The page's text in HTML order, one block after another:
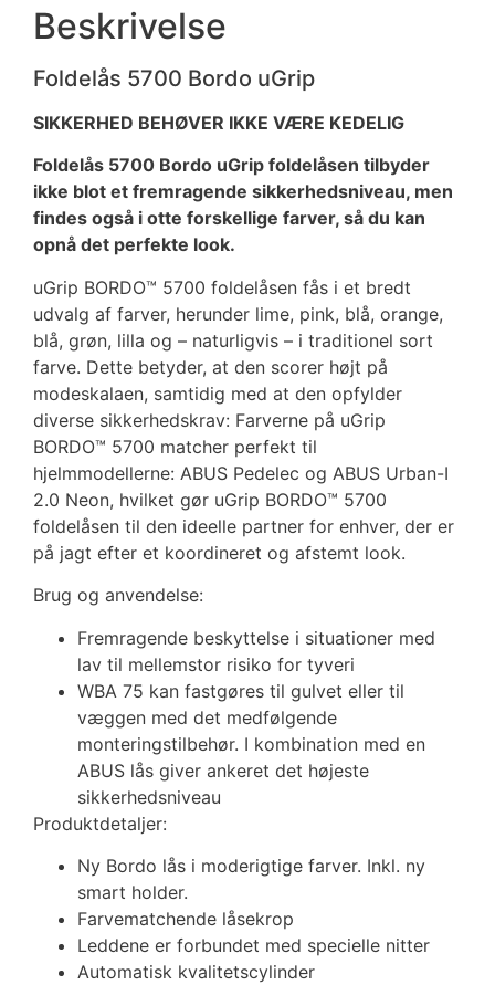
Beskrivelse
Foldelås 5700 Bordo uGrip
SIKKERHED BEHØVER IKKE VÆRE KEDELIG
Foldelås 5700 Bordo uGrip foldelåsen tilbyder
ikke blot et fremragende sikkerhedsniveau, men
findes også i otte forskellige farver, så du kan
opnå det perfekte look.
uGrip BORDO™ 5700 foldelåsen fås i et bredt
udvalg af farver, herunder lime, pink, blå, orange,
blå, grøn, lilla og – naturligvis – i traditionel sort
farve. Dette betyder, at den scorer højt på
modeskalaen, samtidig med at den opfylder
diverse sikkerhedskrav: Farverne på uGrip
BORDO™ 5700 matcher perfekt til
hjelmmodellerne: ABUS Pedelec og ABUS Urban-I
2.0 Neon, hvilket gør uGrip BORDO™ 5700
foldelåsen til den ideelle partner for enhver, der er
på jagt efter et koordineret og afstemt look.
Brug og anvendelse:
Fremragende beskyttelse i situationer med
lav til mellemstor risiko for tyveri
WBA 75 kan fastgøres til gulvet eller til
væggen med det medfølgende
monteringstilbehør. I kombination med en
ABUS lås giver ankeret det højeste
sikkerhedsniveau
Produktdetaljer:
Ny Bordo lås i moderigtige farver. Inkl. ny
smart holder.
Farvematchende låsekrop
Leddene er forbundet med specielle nitter
Automatisk kvalitetscylinder